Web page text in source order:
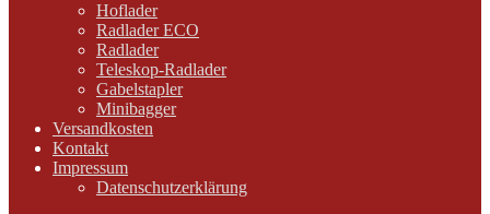
Hoflader
Radlader ECO
Radlader
Teleskop-Radlader
Gabelstapler
Minibagger
Versandkosten
Kontakt
Impressum
Datenschutzerklärung